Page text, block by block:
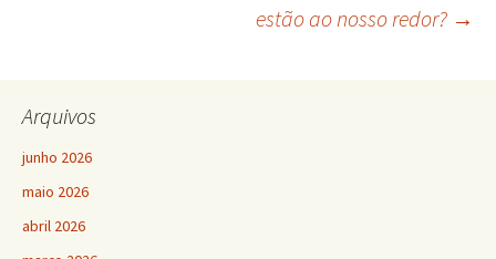
estão ao nosso redor? →
Arquivos
junho 2026
maio 2026
abril 2026